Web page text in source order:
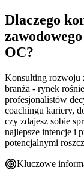
Specyfika pracy
Główne kategorie
Konsekwencje
OC
zawodowego?
Status prawny
Dlaczego warto
Co obejmuje
zawodowego?
Rozszerzenia
Rozszerzenie
Główne
zawodowego -
Błędne doradztwo
Naruszenie
Szkody w
Ile kosztuje OC
Czynniki
Orientacyjne
Analiza
Jak i gdzie
rozwoju
Proces zakupu
Wymagane
Porównanie
Praktyczne
zawodowego
Jak minimalizować
Reakcja na
Dlaczego
OC?
Konsulting rozwoju
branża - rynek
profesjonalistów
coachingu kariery,
czy zdajesz sobie
najlepsze intencje i
potencjalnymi
Kluczowe